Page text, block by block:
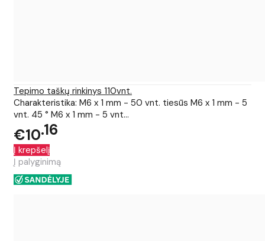
Tepimo taškų rinkinys 110vnt.
Charakteristika: M6 x 1 mm - 50 vnt. tiesūs M6 x 1 mm - 5
vnt. 45 ° M6 x 1 mm - 5 vnt...
€10 16
Į krepšelį
Į palyginimą